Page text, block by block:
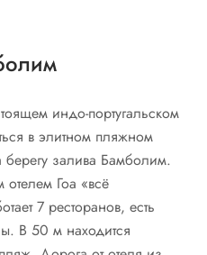
индо-португальском
в элитном пляжном
залива Бамболим.
Гоа «всё
7 ресторанов, есть
В 50 м находится